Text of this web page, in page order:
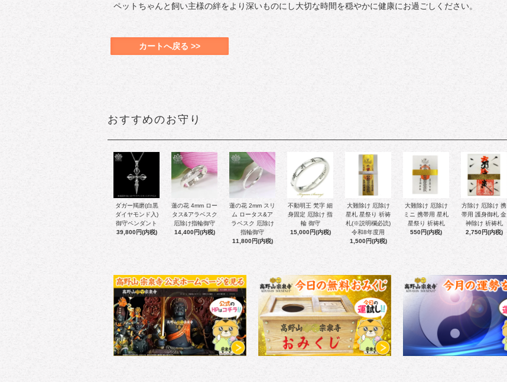
ペットちゃんと飼い主様の絆をより深いものにし大切な時間を穏やかに健康にお過ごしください。
カートへ戻る >>
おすすめのお守り
ダガー羯磨(白黒
ダイヤモンド入)
御守ペンダント
39,800円(内税)
蓮の花 4mm ロー
タス&アラベスク
厄除け指輪御守
14,400円(内税)
蓮の花 2mm スリ
ム ロータス&ア
ラベスク 厄除け
指輪御守
11,800円(内税)
不動明王 梵字 細
身固定 厄除け 指
輪 御守
15,000円(内税)
大難除け 厄除け
星札 星祭り 祈祷
札(※説明欄必読)
令和8年度用
1,500円(内税)
大難除け 厄除け
ミニ 携帯用 星札
星祭り 祈祷札
550円(内税)
方除け 厄除け 携
帯用 護身御札 金
神除け 祈祷札
2,750円(内税)